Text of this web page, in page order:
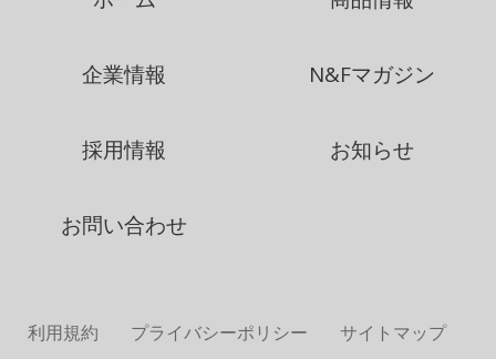
企業情報 N&Fマガジン
採用情報 お知らせ
お問い合わせ
利用規約 プライバシーポリシー サイトマップ